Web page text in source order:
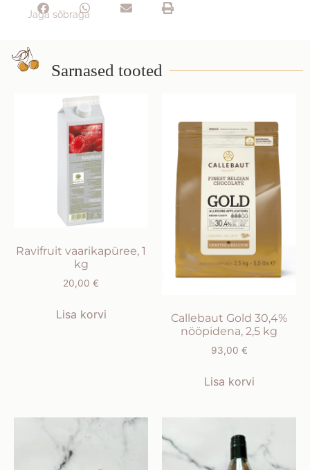
Jaga sõbraga
Sarnased tooted
Ravifruit vaarikapüree, 1
kg
20,00 €
Lisa korvi
Callebaut Gold 30,4%
nööpidena, 2,5 kg
93,00 €
Lisa korvi